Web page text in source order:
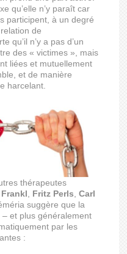
qu’elle n’y paraît car
participent, à un degré
de
qu’il n’y a pas d’un
des « victimes », mais
liées et mutuellement
et de manière
harcelant.
thérapeutes
Fritz Perls ,Carl
suggère que la
et plus généralement
par les
: